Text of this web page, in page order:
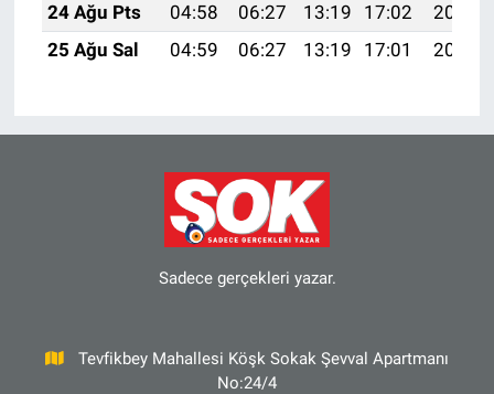
24 Ağu Pts
04:58 06:27 13:19 17:02
20:01
25 Ağu Sal
04:59 06:27 13:19 17:01 20:00
Sadece gerçekleri yazar.
Tevfikbey Mahallesi Köşk Sokak Şevval Apartmanı
No:24/4